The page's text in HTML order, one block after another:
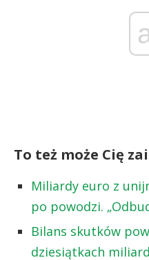
To też może Cię
Miliardy euro z
po powodzi.
Bilans skutków
dziesiątkach